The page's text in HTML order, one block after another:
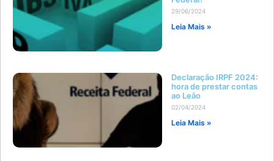
29/06/2024
Leia Mais »
Declaração IRPF 2024:
hora de prestar contas
ao Leão
02/04/2024
Leia Mais »